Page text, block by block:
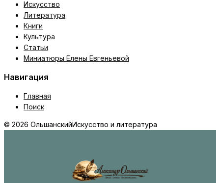
Искусство
Литература
Книги
Культура
Статьи
Миниатюры Елены Евгеньевой
Навигация
Главная
Поиск
© 2026 ОльшанскийИскусство и литература